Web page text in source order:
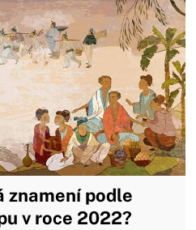
znamení podle
v roce 2022?